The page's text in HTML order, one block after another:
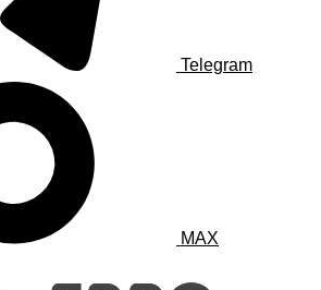
Telegram
MAX